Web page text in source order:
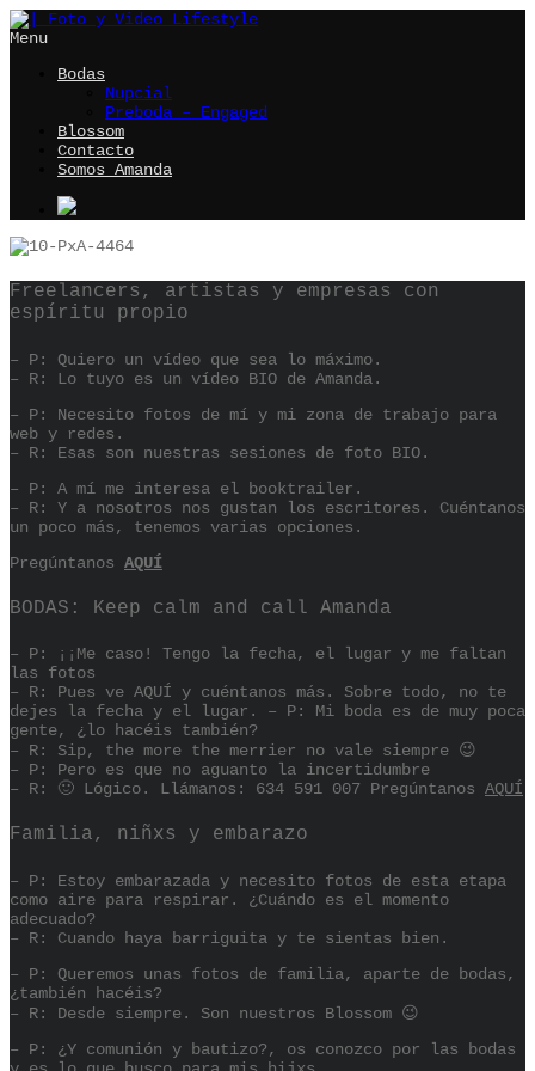
Menu
Bodas
Nupcial
Preboda – Engaged
Blossom
Contacto
Somos Amanda
Freelancers, artistas y empresas con
espíritu propio
– P: Quiero un vídeo que sea lo máximo.
– R: Lo tuyo es un vídeo BIO de Amanda.
– P: Necesito fotos de mí y mi zona de trabajo para
web y redes.
– R: Esas son nuestras sesiones de foto BIO.
– P: A mí me interesa el booktrailer.
– R: Y a nosotros nos gustan los escritores. Cuéntanos
un poco más, tenemos varias opciones.
Pregúntanos AQUÍ
BODAS: Keep calm and call Amanda
– P: ¡¡Me caso! Tengo la fecha, el lugar y me faltan
las fotos
– R: Pues ve AQUÍ y cuéntanos más. Sobre todo, no te
dejes la fecha y el lugar. – P: Mi boda es de muy poca
gente, ¿lo hacéis también?
– R: Sip, the more the merrier no vale siempre 😉
– P: Pero es que no aguanto la incertidumbre
– R: 🙂 Lógico. Llámanos: 634 591 007 Pregúntanos AQUÍ
Familia, niñxs y embarazo
– P: Estoy embarazada y necesito fotos de esta etapa
como aire para respirar. ¿Cuándo es el momento
adecuado?
– R: Cuando haya barriguita y te sientas bien.
– P: Queremos unas fotos de familia, aparte de bodas,
¿también hacéis?
– R: Desde siempre. Son nuestros Blossom 😉
– P: ¿Y comunión y bautizo?, os conozco por las bodas